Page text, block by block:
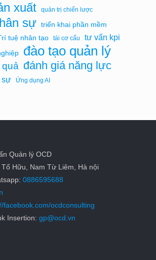
xuất quản trị chiến lược
sự triển khai phần mềm
tuệ nhân tạo tái cơ cấu tư vấn kpi
đào tạo quản lý
quả đánh giá năng lực
sự Ứng dụng AI
Quản lý OCD
Hữu, Nam Từ Liêm, Hà nội
0886595688
facebook.com/ocdconsulting
Insertion: gp@ocd.vn